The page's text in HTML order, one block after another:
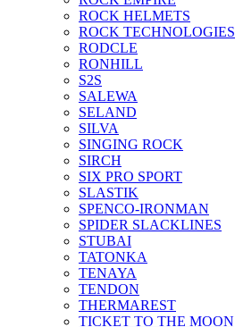
ROCK HELMETS
ROCK TECHNOLOGIES
RODCLE
RONHILL
S2S
SALEWA
SELAND
SILVA
SINGING ROCK
SIRCH
SIX PRO SPORT
SLASTIK
SPENCO-IRONMAN
SPIDER SLACKLINES
STUBAI
TATONKA
TENAYA
TENDON
THERMAREST
TICKET TO THE MOON